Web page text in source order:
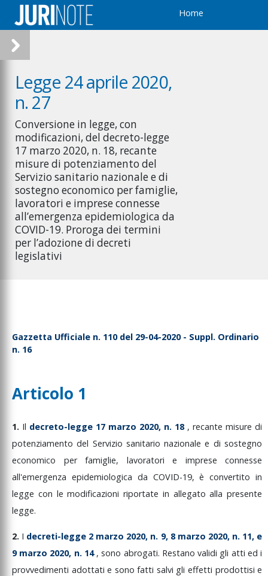
Home
Legge 24 aprile 2020,
n. 27
Conversione in legge, con
modificazioni, del decreto-legge
17 marzo 2020, n. 18, recante
misure di potenziamento del
Servizio sanitario nazionale e di
sostegno economico per famiglie,
lavoratori e imprese connesse
all’emergenza epidemiologica da
COVID-19. Proroga dei termini
per l’adozione di decreti
legislativi
Gazzetta Ufficiale n. 110 del 29-04-2020 - Suppl. Ordinario
n. 16
Articolo 1
1. Il decreto-legge 17 marzo 2020, n. 18 , recante misure di
potenziamentodel Servizio sanitarionazionalee disostegno
economico per famiglie, lavoratori e imprese connesse
all'emergenza epidemiologica da COVID-19,èconvertitoin
legge con lemodificazioni riportate in allegatoalla presente
legge.
2. I decreti-legge 2 marzo 2020, n. 9, 8 marzo 2020, n. 11, e
9 marzo 2020, n. 14 ,sono abrogati. Restanovalidi gli atti edi
provvedimenti adottatie sonofatti salvi gli effetti prodottisie